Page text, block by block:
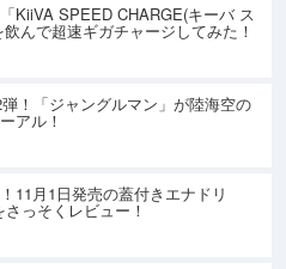
KiiVA SPEED CHARGE(キーバ ス
んで超速ギガチャージしてみた！
！「ジャングルマン」が陸海空の
アル！
11月1日発売の蓋付きエナドリ
っそくレビュー！